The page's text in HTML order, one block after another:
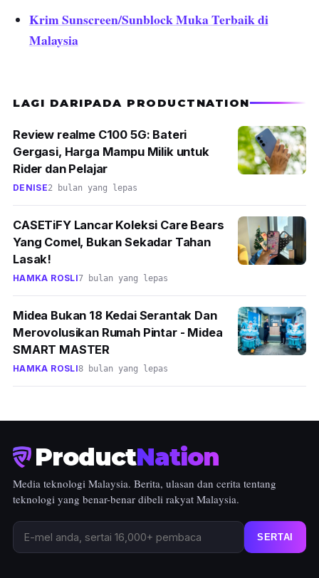
Krim Sunscreen/Sunblock Muka Terbaik di
Malaysia
LAGI DARIPADA PRODUCTNATION
Review realme C100 5G: Bateri
Gergasi, Harga Mampu Milik untuk
Rider dan Pelajar
DENISE2 bulan yang lepas
CASETiFY Lancar Koleksi Care Bears
Yang Comel, Bukan Sekadar Tahan
Lasak!
HAMKA ROSLI7 bulan yang lepas
Midea Bukan 18 Kedai Serantak Dan
Merovolusikan Rumah Pintar - Midea
SMART MASTER
HAMKA ROSLI8 bulan yang lepas
ProductNation
Media teknologi Malaysia. Berita, ulasan dan cerita tentang
teknologi yang benar-benar dibeli rakyat Malaysia.
SERTAI